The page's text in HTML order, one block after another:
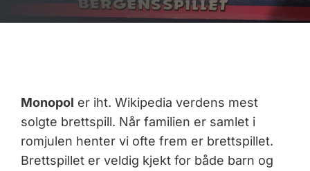
Monopol er iht. Wikipedia verdens mest
solgte brettspill. Når familien er samlet i
romjulen henter vi ofte frem er brettspillet.
Brettspillet er veldig kjekt for både barn og